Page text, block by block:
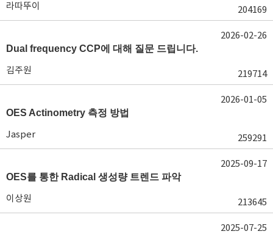
라따뚜이 204169
Dual frequency CCP에 대해 질문 드립니다.
김주원 219714
2026-02-26
OES Actinometry 측정 방법
Jasper 259291
2026-01-05
OES를 통한 Radical 생성량 트렌드 파악
이상원 213645
2025-09-17
2025-07-25